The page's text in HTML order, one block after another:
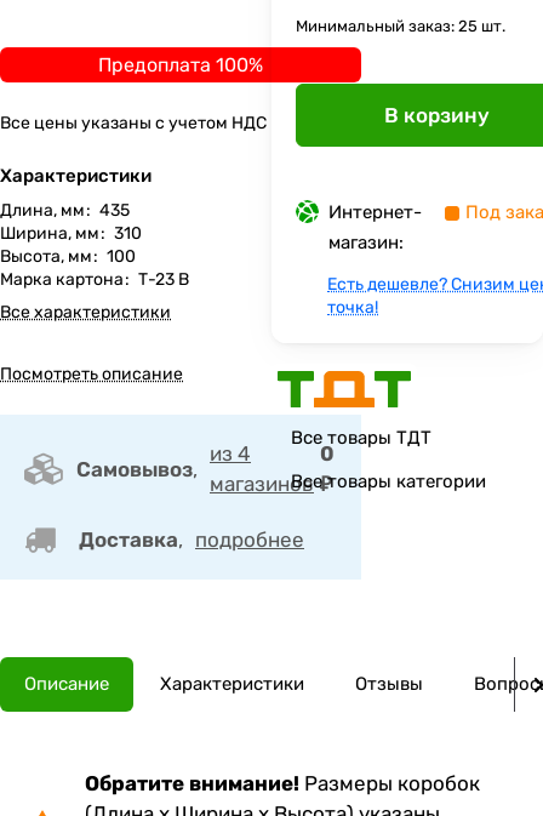
Предоплата 100%
Все цены указаны с учетом НДС
Характеристики
Длина, мм: 435
Ширина, мм: 310
Высота, мм: 100
Марка картона: Т-23 В
Все характеристики
Посмотреть описание
Самовывоз,
из 4
магазинов
0
₽
Доставка, подробнее
Минимальный заказ: 25 шт.
В корзину
Интернет-
магазин:
Под
Есть дешевле? Снизим
точка!
Все товары ТДТ
Все товары категории
Описание Характеристики Отзывы
Обратите внимание! Размеры коробок